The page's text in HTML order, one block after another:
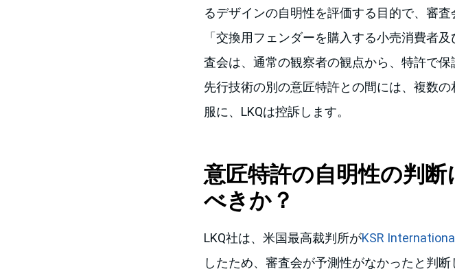
るデザインの自明性を評価する目的で、審
「交換用フェンダーを購入する小売消費者
査会は、通常の観察者の観点から、特許で
先行技術の別の意匠特許との間には、複数
服に、LKQは控訴します。
意匠特許の自明性の判
べきか？
LKQ社は、米国最高裁判所がKSR
したため、審査会が予測性がなかったと判断